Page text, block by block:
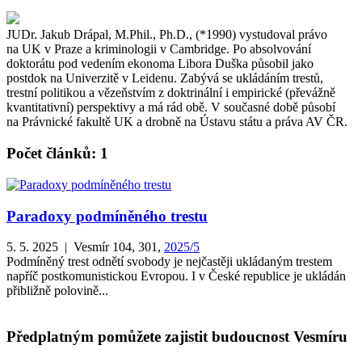
JUDr. Jakub Drápal, M.Phil., Ph.D., (*1990) vystudoval právo
na UK v Praze a kriminologii v Cambridge. Po absolvování
doktorátu pod vedením ekonoma Libora Duška působil jako
postdok na Univerzitě v Leidenu. Zabývá se ukládáním trestů,
trestní politikou a vězeňstvím z doktrinální i empirické (převážně
kvantitativní) perspektivy a má rád obě. V současné době působí
na Právnické fakultě UK a drobně na Ústavu státu a práva AV ČR.
Počet článků: 1
Paradoxy podmíněného trestu
5. 5. 2025 | Vesmír 104, 301, 2025/5
Podmíněný trest odnětí svobody je nejčastěji ukládaným trestem
napříč postkomunistickou Evropou. I v České republice je ukládán
přibližně polovině...
Předplatným pomůžete zajistit budoucnost Vesmíru